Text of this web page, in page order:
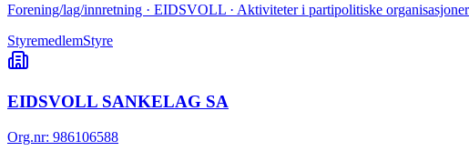
Forening/lag/innretning · EIDSVOLL · Aktiviteter i partipolitiske organisasjoner
StyremedlemStyre
EIDSVOLL SANKELAG SA
Org.nr: 986106588